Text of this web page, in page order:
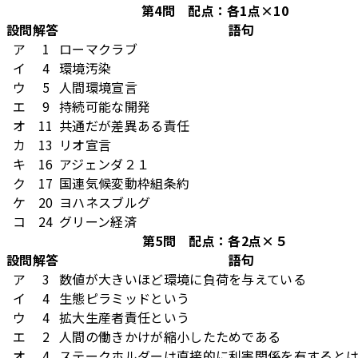
第4問 配点：各1点×10
設問解答
語句
ア
1
ローマクラブ
イ
4 環境汚染
ウ
5 人間環境宣言
エ
9 持続可能な開発
オ
11 共通だが差異ある責任
カ
13 リオ宣言
キ
16 アジェンダ２１
ク
17 国連気候変動枠組条約
ケ
20 ヨハネスブルグ
コ
24 グリーン経済
第5問 配点：各2点×５
設問解答
語句
ア
3 数値が大きいほど環境に負荷を与えている
イ
4 生態ピラミッドという
ウ
4 拡大生産者責任という
エ
2 人間の働きかけが縮小したためである